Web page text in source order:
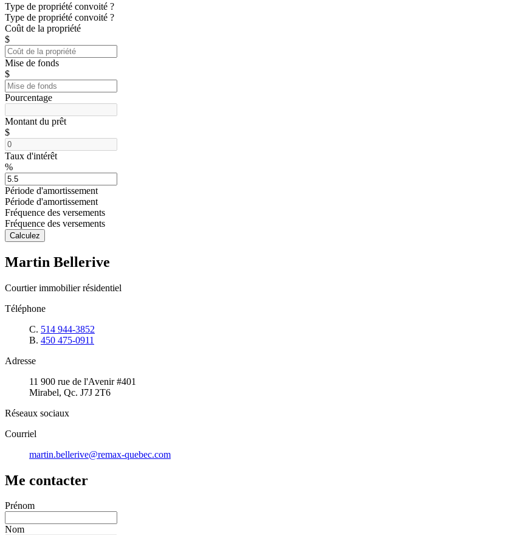
Type de propriété convoité ?
Type de propriété convoité ?
Coût de la propriété
$
Mise de fonds
$
Pourcentage
Montant du prêt
$
Taux d'intérêt
%
Période d'amortissement
Période d'amortissement
Fréquence des versements
Fréquence des versements
Calculez
Martin Bellerive
Courtier immobilier résidentiel
Téléphone
C. 514 944-3852
B. 450 475-0911
Adresse
11 900 rue de l'Avenir #401
Mirabel, Qc. J7J 2T6
Réseaux sociaux
Courriel
martin.bellerive@remax-quebec.com
Me contacter
Prénom
Nom